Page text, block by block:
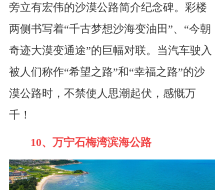
旁立有宏伟的沙漠公路简介纪念碑。彩楼
两侧书写着“千古梦想沙海变油田”、“今朝
奇迹大漠变通途”的巨幅对联。当汽车驶入
被人们称作“希望之路”和“幸福之路”的沙
漠公路时，不禁使人思潮起伏，感慨万
千！
10、万宁石梅湾滨海公路